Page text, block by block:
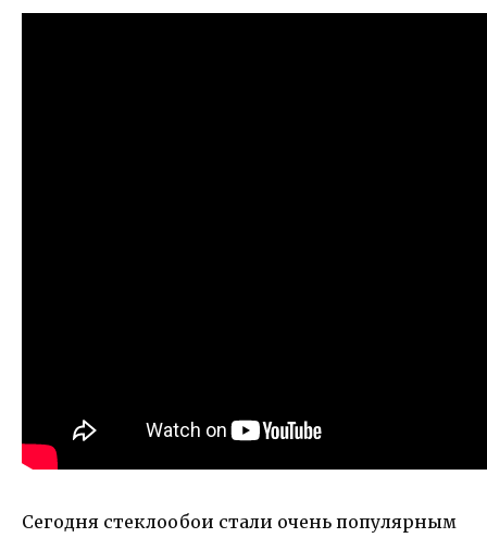
Сегодня стеклообои стали очень популярным